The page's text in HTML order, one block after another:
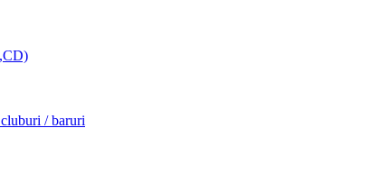
/ baruri